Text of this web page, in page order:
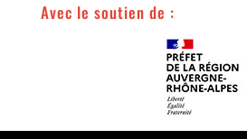
Avec le soutien de :